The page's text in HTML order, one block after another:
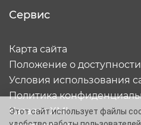
Сервис
Карта сайта
Положение о доступности
Условия использования
Политика
Каталог XML
Этот сайт использует файлы